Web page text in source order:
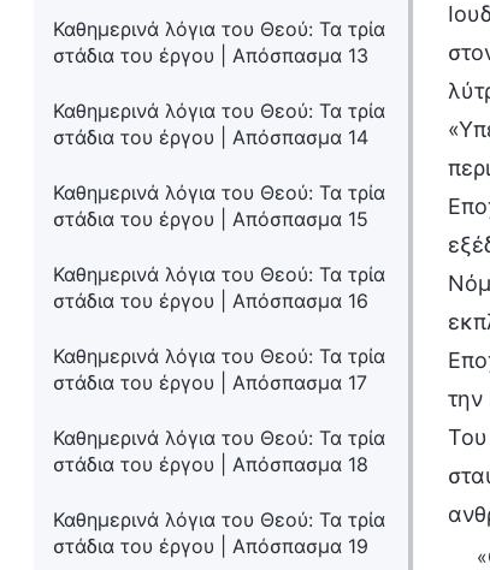
Καθημερινά λόγια του Θεού: Τα τρία
στάδια του έργου | Απόσπασμα 13
Καθημερινά λόγια του Θεού: Τα τρία
στάδια του έργου | Απόσπασμα 14
Καθημερινά λόγια του Θεού: Τα τρία
στάδια του έργου | Απόσπασμα 15
Καθημερινά λόγια του Θεού: Τα τρία
στάδια του έργου | Απόσπασμα 16
Καθημερινά λόγια του Θεού: Τα τρία
στάδια του έργου | Απόσπασμα 17
Καθημερινά λόγια του Θεού: Τα τρία
στάδια του έργου | Απόσπασμα 18
Καθημερινά λόγια του Θεού: Τα τρία
στάδια του έργου | Απόσπασμα 19
την
Του